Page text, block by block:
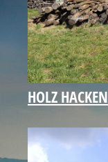
HOLZ HACKEN